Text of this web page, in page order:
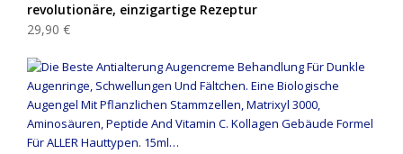
revolutionäre, einzigartige Rezeptur
29,90 €